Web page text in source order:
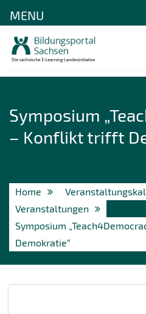
Symposium
– Konflikt trifft
Home
Veranstaltungen
Symposium
Demokratie“
MENU